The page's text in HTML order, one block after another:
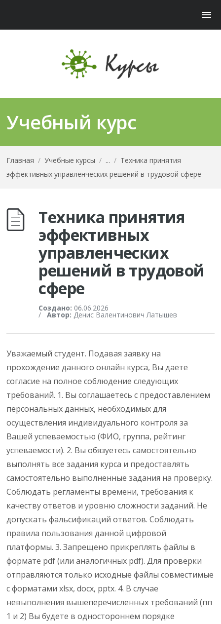
Учебный курс
Главная / Учебные курсы / ... / Техника принятия
эффективных управленческих решений в трудовой сфере
Техника принятия
эффективных
управленческих
решений в трудовой
сфере
Создано: 06.06.2026
/ Автор: Денис Валентинович Латышев
Уважаемый студент. Подавая заявку на
прохождение данного онлайн курса, Вы даете
согласие на полное соблюдение следующих
требований. 1. Вы соглашаетесь с предоставлением
персональных данных, необходимых для
осуществления индивидуального контроля за
Вашей успеваемостью (ФИО, группа, рейтинг
успеваемости). 2. Вы обязуетесь самостоятельно
выполнять все задания курса и предоставлять
самостоятельно выполненные задания на проверку.
Соблюдать регламенты времени, требования к
качеству ответов и уровню сложности заданий. Не
допускать фальсификаций ответов. Соблюдать
правила пользования данной цифровой
платформы. 3. Запрещено прикреплять файлы в
формате pdf (или аналогичных pdf). Для проверки
отправляются только исходные файлы совместимые
с форматами xlsx, docx, pptx. 4. В случае
невыполнения вышеперечисленных требований (пп
1 и 2) Вы будете в одностороннем порядке